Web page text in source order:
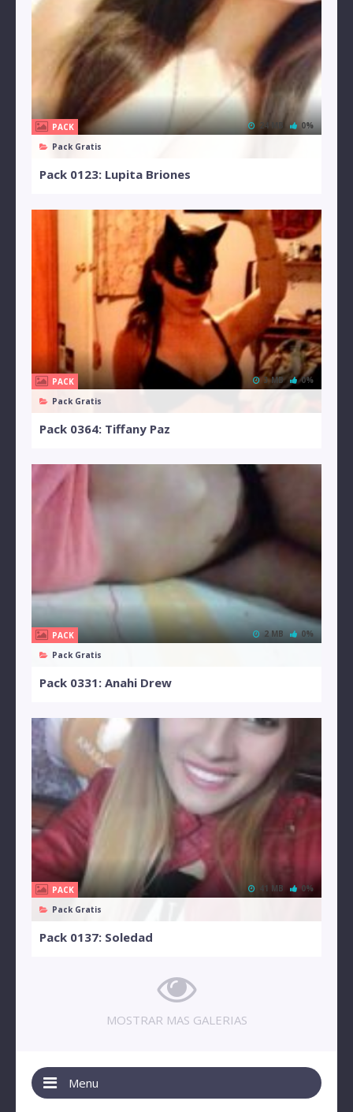
PACK
Pack Gratis
24 MB 0%
Pack 0123: Lupita Briones
PACK
Pack Gratis
3 MB 0%
Pack 0364: Tiffany Paz
PACK
Pack Gratis
2 MB 0%
Pack 0331: Anahi Drew
PACK
Pack Gratis
41 MB 0%
Pack 0137: Soledad
MOSTRAR MAS GALERIAS
Menu